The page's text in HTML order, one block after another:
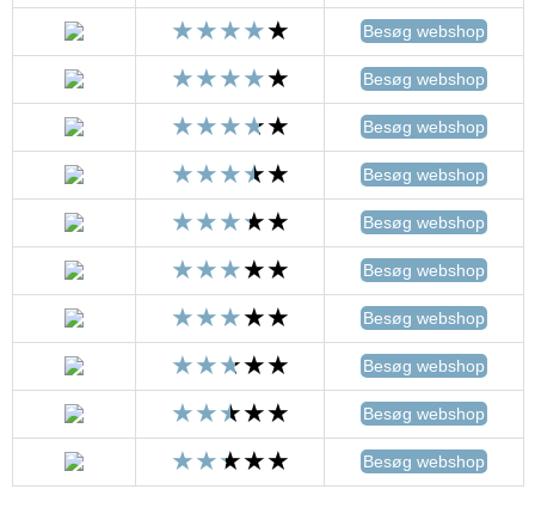
Besøg webshop
Besøg webshop
Besøg webshop
Besøg webshop
Besøg webshop
Besøg webshop
Besøg webshop
Besøg webshop
Besøg webshop
Besøg webshop